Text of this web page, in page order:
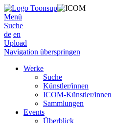
Menü
Suche
de en
Upload
Navigation überspringen
Werke
Suche
Künstler/innen
ICOM-Künstler/innen
Sammlungen
Events
Überblick